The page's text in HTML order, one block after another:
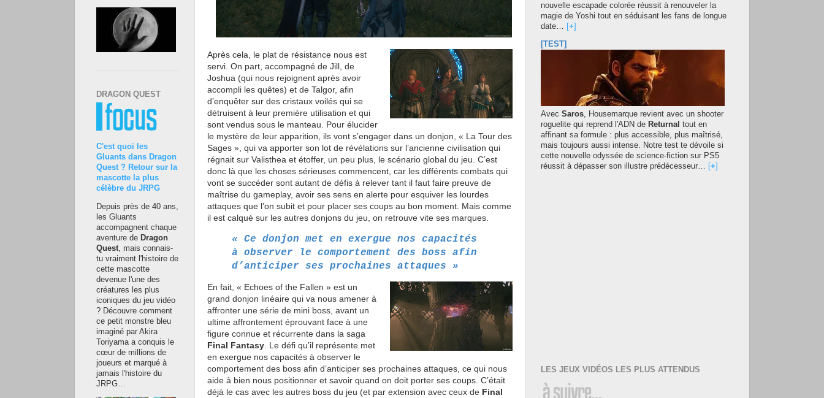
Après cela, le plat de résistance nous est
servi. On part, accompagné de Jill, de
Joshua (qui nous rejoignent après avoir
accompli les quêtes) et de Talgor, afin
d’enquêter sur des cristaux voilés qui se
détruisent à leur première utilisation et qui
sont vendus sous le manteau. Pour élucider
le mystère de leur apparition, ils vont s’engager dans un donjon, « La Tour des
Sages », qui va apporter son lot de révélations sur l’ancienne civilisation qui
régnait sur Valisthea et étoffer, un peu plus, le scénario global du jeu. C’est
donc là que les choses sérieuses commencent, car les différents combats qui
vont se succéder sont autant de défis à relever tant il faut faire preuve de
maîtrise du gameplay, avoir ses sens en alerte pour esquiver les lourdes
attaques que l’on subit et pour placer ses coups au bon moment. Mais comme
il est calqué sur les autres donjons du jeu, on retrouve vite ses marques.
« Ce donjon met en exergue nos capacités
à observer le comportement des boss afin
d’anticiper ses prochaines attaques »
En fait, « Echoes of the Fallen » est un
grand donjon linéaire qui va nous amener à
affronter une série de mini boss, avant un
ultime affrontement éprouvant face à une
figure connue et récurrente dans la saga
Final Fantasy . Le défi qu’il représente met
en exergue nos capacités à observer le
comportement des boss afin d’anticiper ses prochaines attaques, ce qui nous
aide à bien nous positionner et savoir quand on doit porter ses coups. C’était
déjà le cas avec les autres boss du jeu (et par extension avec ceux de Final
DRAGON QUEST
C'est quoi les
Gluants dans Dragon
Quest ? Retour sur la
mascotte la plus
célèbre du JRPG
Depuis près de 40 ans,
les Gluants
accompagnent chaque
aventure de Dragon
Quest , mais connais-
tu vraiment l'histoire de
cette mascotte
devenue l'une des
créatures les plus
iconiques du jeu vidéo
? Découvre comment
ce petit monstre bleu
imaginé par Akira
Toriyama a conquis le
cœur de millions de
joueurs et marqué à
jamais l'histoire du
JRPG…
nouvelle escapade colorée réussit à renouveler la
magie de Yoshi tout en séduisant les fans de longue
date… [+]
[TEST]
Avec Saros, Housemarque revient avec un shooter
roguelite qui reprend l'ADN de Returnal tout en
affinant sa formule : plus accessible, plus maîtrisé,
mais toujours aussi intense. Notre test te dévoile si
cette nouvelle odyssée de science-fiction sur PS5
réussit à dépasser son illustre prédécesseur…
+
LES JEUX VIDÉOS LES PLUS ATTENDUS